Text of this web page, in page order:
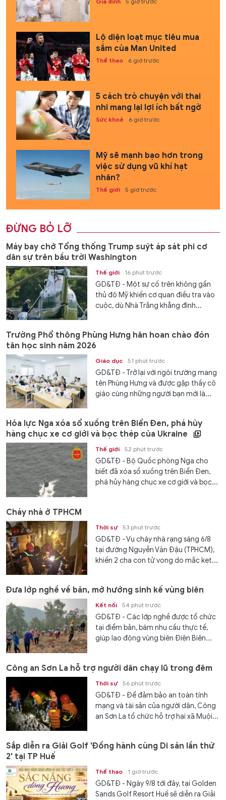
Lộ diện loạt mục tiêu mua
sắm của Man United
Thể thao 6 giờ trước
5 cách trò chuyện với thai
nhi mang lại lợi ích bất ngờ
Sức khoẻ 6 giờ trước
Mỹ sẽ mạnh bạo hơn trong
việc sử dụng vũ khí hạt
nhân?
Thế giới 5 giờ trước
ĐỪNG BỎ LỠ
Máy bay chở Tổng thống Trump suýt áp sát phi cơ
dân sự trên bầu trời Washington
Thế giới 16 phút trước
GD&TĐ - Một sự cố trên không gần
thủ đô Mỹ khiến cơ quan điều tra vào
cuộc, dù Nhà Trắng khẳng định...
Trường Phổ thông Phùng Hưng hân hoan chào đón
tân học sinh năm 2026
Giáo dục 51 phút trước
GD&TĐ - Trở lại với ngôi trường mang
tên Phùng Hưng và được gặp thầy cô
giáo cùng những người bạn mới là...
Hỏa lực Nga xóa sổ xuồng trên Biển Đen, phá hủy
hàng chục xe cơ giới và bọc thép của Ukraine
Thế giới 52 phút trước
GD&TĐ - Bộ Quốc phòng Nga cho
biết đã xóa sổ xuồng trên Biển Đen,
phá hủy hàng chục xe cơ giới và bọc...
Cháy nhà ở TPHCM
Thời sự 53 phút trước
GD&TĐ - Vụ cháy nhà rạng sáng 6/8
tại đường Nguyễn Văn Đậu (TPHCM),
khiến 2 cha con tử vong do mắc kẹt...
Đưa lớp nghề về bản, mở hướng sinh kế vùng biên
Kết nối 54 phút trước
GD&TĐ - Các lớp nghề được tổ chức
tại điểm bản, bám nhu cầu thực tế,
giúp lao động vùng biên Điện Biên...
Công an Sơn La hỗ trợ người dân chạy lũ trong đêm
Thời sự 56 phút trước
GD&TĐ - Để đảm bảo an toàn tính
mạng và tài sản của người dân, Công
an Sơn La tổ chức hỗ trợ hai xã Muội...
Sắp diễn ra Giải Golf 'Đồng hành cùng Di sản lần thứ
2' tại TP Huế
Thể thao 1 giờ trước
GD&TĐ - Ngày 9/8 tới đây, tại Golden
Sands Golf Resort Huế sẽ diễn ra Giải